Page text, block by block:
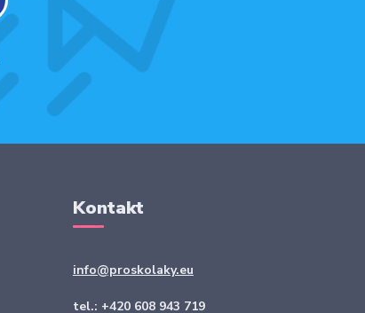
Kontakt
info@proskolaky.eu
tel.: +420 608 943 719